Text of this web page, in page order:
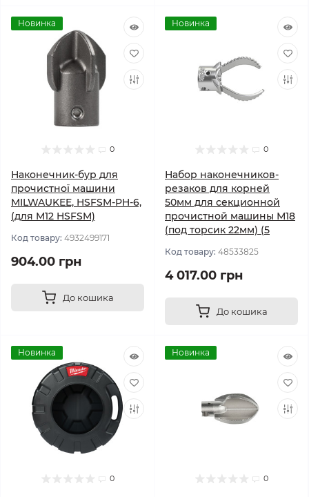
Новинка
0
Наконечник-бур для
прочистної машини
MILWAUKEE, HSFSM-PH-6,
(для M12 HSFSM)
Код товару: 4932499171
904.00 грн
До кошика
Новинка
0
Набор наконечников-
резаков для корней
50мм для секционной
прочистной машины М18
(под торсик 22мм) (5
Код товару: 48533825
4 017.00 грн
До кошика
Новинка
0
Новинка
0